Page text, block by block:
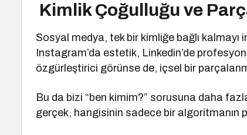
Kimlik Çoğulluğu ve
Sosyal medya, tek bir kimliğe bağlı kalmayı
Instagram’da estetik, Linkedin’de
özgürleştirici görünse de, içsel bir
Bu da bizi “ben kimim?” sorusuna daha
gerçek, hangisinin sadece bir algoritmanın